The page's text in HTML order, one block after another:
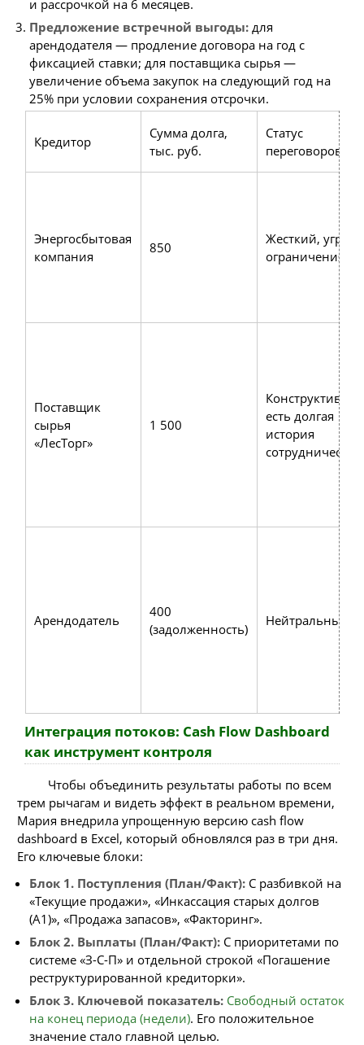
и рассрочкой на 6 месяцев.
Предложение встречной выгоды: для
арендодателя — продление договора на год с
фиксацией ставки; для поставщика сырья —
увеличение объема закупок на следующий год на
25% при условии сохранения отсрочки.
Кредитор
Сумма долга,
тыс. руб.
Статус
переговоров
Энергосбытовая
компания
850
Жесткий, угроза
ограничения
Поставщик
сырья
«ЛесТорг»
1 500
есть долгая
история
сотрудничества
Арендодатель
400
(задолженность)
Нейтральный
Интеграция потоков: Cash Flow Dashboard
как инструмент контроля
Чтобы объединить результаты работы по всем
трем рычагам и видеть эффект в реальном времени,
Мария внедрила упрощенную версию cash flow
dashboard в Excel, который обновлялся раз в три дня.
Его ключевые блоки:
Блок 1. Поступления (План/Факт): С разбивкой на
«Текущие продажи», «Инкассация старых долгов
(A1)», «Продажа запасов», «Факторинг».
Блок 2. Выплаты (План/Факт): С приоритетами по
системе «З-С-П» и отдельной строкой «Погашение
реструктурированной кредиторки».
Блок 3. Ключевой показатель: Свободный остаток
на конец периода (недели). Его положительное
значение стало главной целью.